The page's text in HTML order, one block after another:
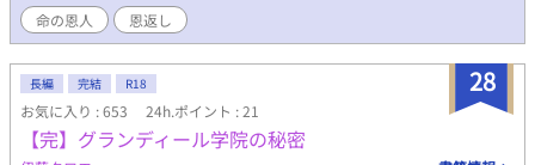
命の恩人
恩返し
28
長編 完結 R18
お気に入り : 653 24h.ポイント : 21
【完】グランディール学院の秘密